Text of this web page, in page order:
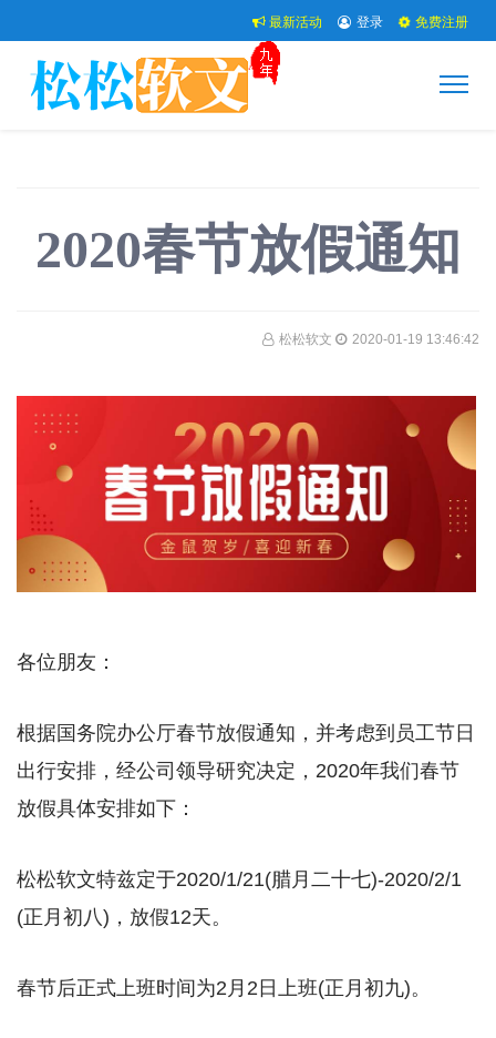
最新活动 登录 免费注册
2020春节放假通知
松松软文 2020-01-19 13:46:42
各位朋友：
根据国务院办公厅春节放假通知，并考虑到员工节日
出行安排，经公司领导研究决定，2020年我们春节
放假具体安排如下：
松松软文特兹定于2020/1/21(腊月二十七)-2020/2/1
(正月初八)，放假12天。
春节后正式上班时间为2月2日上班(正月初九)。